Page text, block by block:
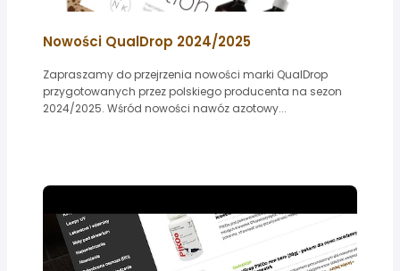
Nowości QualDrop 2024/2025
Zapraszamy do przejrzenia nowości marki QualDrop
przygotowanych przez polskiego producenta na sezon
2024/2025. Wśród nowości nawóz azotowy...